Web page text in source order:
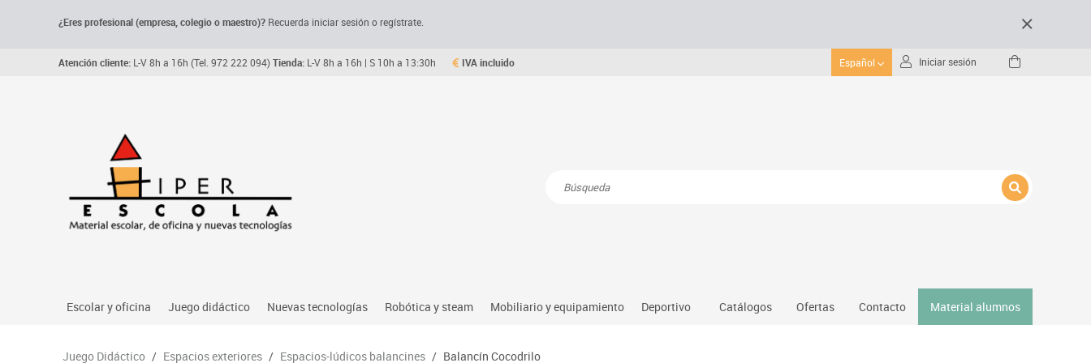
¿Eres profesional (empresa, colegio o maestro)? Recuerda iniciar sesión o regístrate.
Atención cliente: L-V 8h a 16h (Tel. 972 222 094)Tienda: L-V 8h a 16h | S 10h a 13:30h IVA incluido Español Iniciar sesión
Escolar y oficina
Archivo, carpetas y clasificadores
Juego didáctico
Primeras edades
Medio natural, social y cultural
Nuevas tecnologías
Audio
Ordenadores y tablets
Robótica y steam
Robótica educativa
Mobiliario y equipamiento
Mesas comedor plegables y desplegables
Deportivo Catálogos Ofertas Contacto Material alumnos
Juego Didáctico / Espacios exteriores / Espacios-lúdicos balancines / Balancín Cocodrilo